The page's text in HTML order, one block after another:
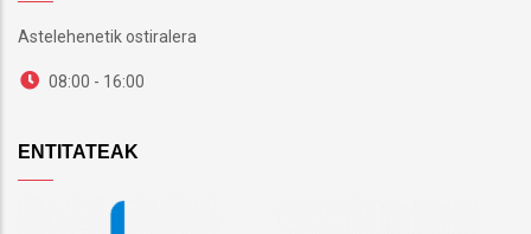
Astelehenetik ostiralera
08:00 - 16:00
ENTITATEAK